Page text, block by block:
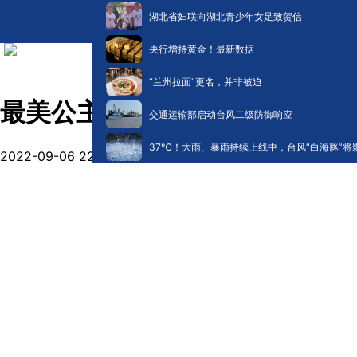
湖北省妇联向湖北青少年女足致贺信
央行增持黄金！最新数据
“兰州拉面”更名，并非被迫
交通运输部启动台风二级防御响应
​37℃！大雨、暴雨持续上线中，台风“白海豚”将
最美公主抱！孙女四川地震时抱
2022-09-06 22:46 阅读:16554